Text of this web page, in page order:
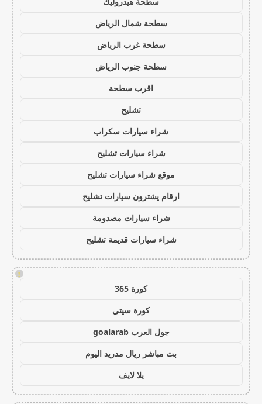
سطحة شمال الرياض
سطحة غرب الرياض
سطحة جنوب الرياض
اقرب سطحة
تشليح
شراء سيارات سكراب
شراء سيارات تشليح
موقع شراء سيارات تشليح
ارقام يشترون سيارات تشليح
شراء سيارات مصدومة
شراء سيارات قديمة تشليح
!
كورة 365
كورة سيتي
جول العرب goalarab
بث مباشر ريال مدريد اليوم
يلا لايف